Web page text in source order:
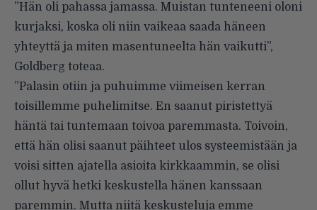
”Hän oli pahassa jamassa. Muistan tunteneeni oloni
kurjaksi, koska oli niin vaikeaa saada häneen
yhteyttä ja miten masentuneelta hän vaikutti”,
Goldberg toteaa.
”Palasin otiin ja puhuimme viimeisen kerran
toisillemme puhelimitse. En saanut piristettyä
häntä tai tuntemaan toivoa paremmasta. Toivoin,
että hän olisi saanut päihteet ulos systeemistään ja
voisi sitten ajatella asioita kirkkaammin, se olisi
ollut hyvä hetki keskustella hänen kanssaan
paremmin. Mutta niitä keskusteluja emme